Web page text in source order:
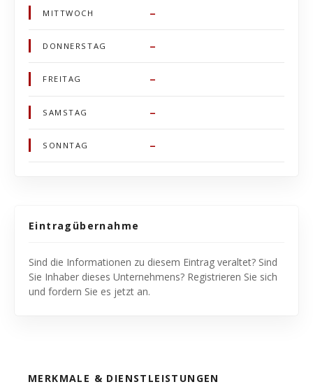
MITTWOCH –
DONNERSTAG –
FREITAG –
SAMSTAG –
SONNTAG –
Eintragübernahme
Sind die Informationen zu diesem Eintrag veraltet? Sind
Sie Inhaber dieses Unternehmens? Registrieren Sie sich
und fordern Sie es jetzt an.
MERKMALE & DIENSTLEISTUNGEN